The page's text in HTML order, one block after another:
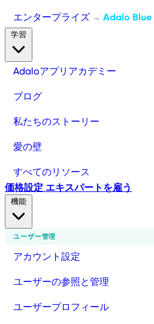
エンタープライズ → Adalo Blue
Adaloアプリアカデミー
ブログ
私たちのストーリー
愛の壁
すべてのリソース
価格設定 エキスパートを雇う
ユーザー管理
アカウント設定
ユーザーの参照と管理
ユーザープロフィール